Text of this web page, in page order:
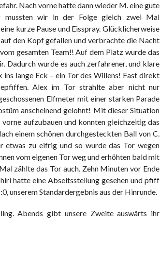
Nach vorne hatte dann wieder M. eine gute
mussten wir in der Folge gleich zwei Mal
kurze Pause und Eisspray. Glücklicherweise
den Kopf gefallen und verbrachte die Nacht
gesamten Team!! Auf dem Platz wurde das
Dadurch wurde es auch zerfahrener, und klare
lange Eck – ein Tor des Willens! Fast direkt
Alex im Tor strahlte aber nicht nur
Elfmeter mit einer starken Parade
anscheinend gelohnt! Mit dieser Situation
aufzubauen und konnten gleichzeitig das
einem schönen durchgesteckten Ball von C.
zu eifrig und so wurde das Tor wegen
vom eigenen Tor weg und erhöhten bald mit
zählte das Tor auch. Zehn Minuten vor Ende
hatte eine Abseitsstellung gesehen und pfiff
unserem Standardergebnis aus der Hinrunde.
Abends gibt unsere Zweite auswärts ihr